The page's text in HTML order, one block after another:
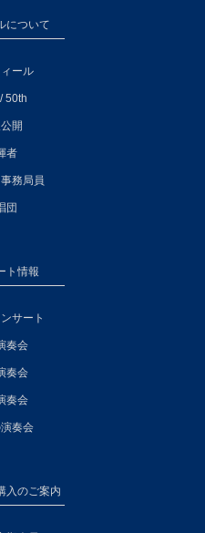
について
ール
50th
開
者
務局員
団
ト情報
サート
奏会
奏会
奏会
奏会
入のご案内